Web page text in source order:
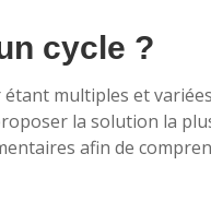
cycle ?
étant multiples et
la solution la
afin de